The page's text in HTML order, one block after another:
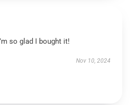
so glad I bought it!
Nov 10, 2024